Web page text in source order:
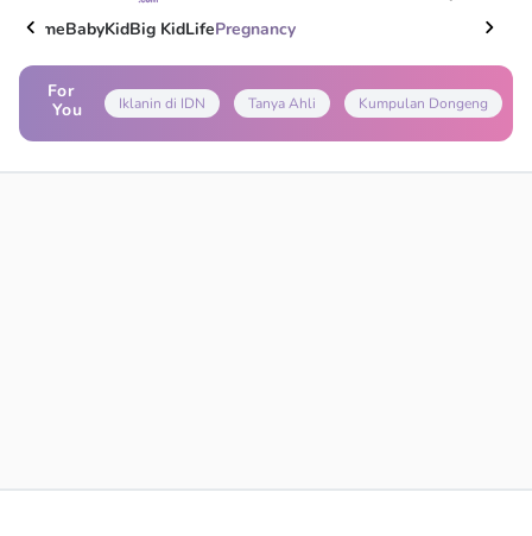
HomeBabyKidBig KidLifePregnancy
For
You
Iklanin di IDN Tanya Ahli Kumpulan Dongeng